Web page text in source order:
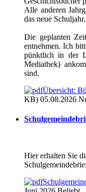
Alle anderen
das neue Schuljahr.
Die geplanten
entnehmen. Ich
pünktlich in der
Mediathek)
sind.
Übersicht:
KB) 05.08.2026
Hier erhalten Sie